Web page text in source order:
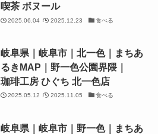
喫茶 ボヌール
2025.06.04 2025.12.23 食べる
岐阜県｜岐阜市｜北一色｜まちあ
るきMAP｜野一色公園界隈｜
珈琲工房 ひぐち 北一色店
2025.05.12 2025.11.05 食べる
岐阜県｜岐阜市｜野一色｜まちあ